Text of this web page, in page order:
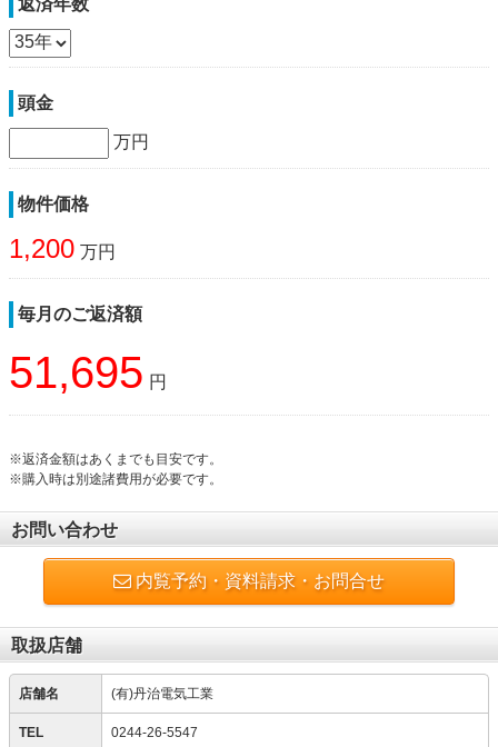
頭金
万円
物件価格
1,200 万円
毎月のご返済額
51,695 円
※返済金額はあくまでも目安です。
※購入時は別途諸費用が必要です。
お問い合わせ
内覧予約・資料請求・お問合せ
取扱店舗
店舗名 (有)丹治電気工業
TEL 0244-26-5547